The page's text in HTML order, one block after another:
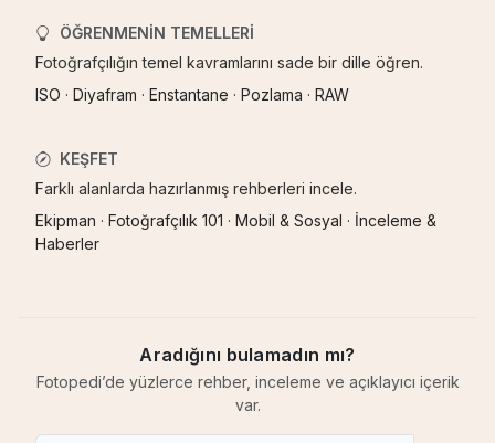
ÖĞRENMENIN TEMELLERI
Fotoğrafçılığın temel kavramlarını sade bir dille öğren.
ISO · Diyafram · Enstantane · Pozlama · RAW
KEŞFET
Farklı alanlarda hazırlanmış rehberleri incele.
Ekipman · Fotoğrafçılık 101 · Mobil & Sosyal · İnceleme &
Haberler
Aradığını bulamadın mı?
Fotopedi’de yüzlerce rehber, inceleme ve açıklayıcı içerik
var.